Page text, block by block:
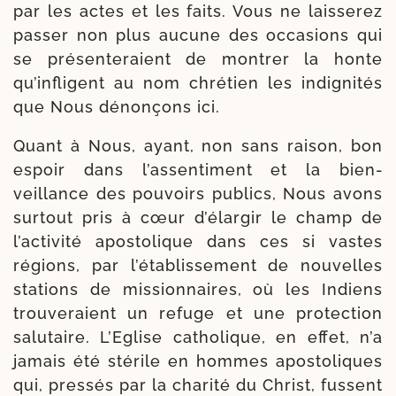
par les actes et les faits. Vous ne lais­se­rez
pas­ser non plus aucune des occa­sions qui
se pré­sen­te­raient de mon­trer la honte
qu’infligent au nom chré­tien les indi­gni­tés
que Nous dénon­çons ici.
Quant à Nous, ayant, non sans rai­son, bon
espoir dans l’assentiment et la bien­
veillance des pou­voirs publics, Nous avons
sur­tout pris à cœur d’élargir le champ de
l’activité apos­to­lique dans ces si vastes
régions, par l’établissement de nou­velles
sta­tions de mis­sion­naires, où les Indiens
trou­ve­raient un refuge et une pro­tec­tion
salu­taire. L’Eglise catho­lique, en effet, n’a
jamais été sté­rile en hommes apos­to­liques
qui, pres­sés par la cha­ri­té du Christ, fussent